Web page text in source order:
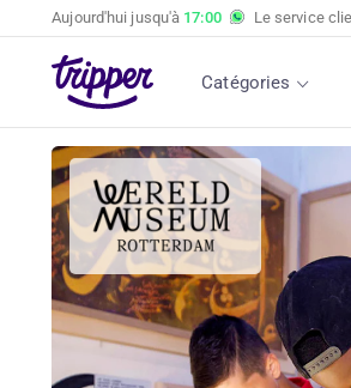
Aujourd'hui jusqu'à 17:00 Le service
Catégories